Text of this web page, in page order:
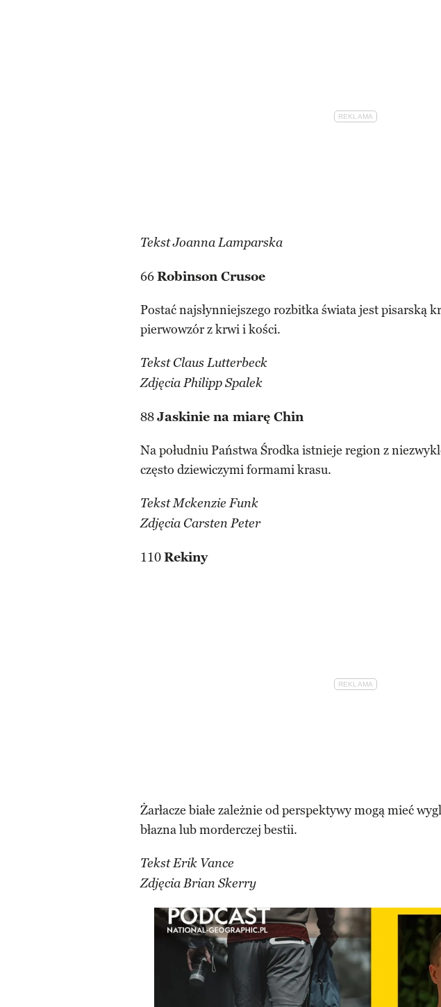
Tekst Joanna Lamparska
66Robinson Crusoe
Postać najsłynniejszego rozbitka świata jest pisarską
pierwowzór z krwi i kości.
Tekst Claus Lutterbeck
Zdjęcia Philipp Spalek
88Jaskinie na miarę Chin
Na południu Państwa Środka istnieje region z
często dziewiczymi formami krasu.
Tekst Mckenzie Funk
Zdjęcia Carsten Peter
110Rekiny
Żarłacze białe zależnie od perspektywy mogą mieć
błazna lub morderczej bestii.
Tekst Erik Vance
Zdjęcia Brian Skerry